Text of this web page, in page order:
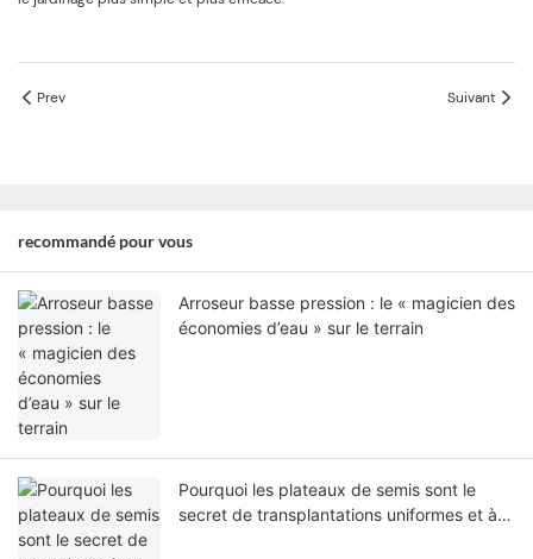
Prev Suivant
recommandé pour vous
Arroseur basse pression : le « magicien des
économies d’eau » sur le terrain
Pourquoi les plateaux de semis sont le
secret de transplantations uniformes et à